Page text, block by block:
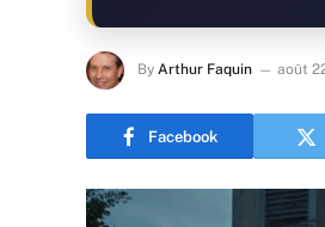
By Arthur Faquin août
Facebook